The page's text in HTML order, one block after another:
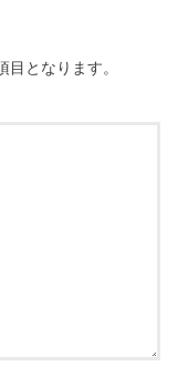
目となります。